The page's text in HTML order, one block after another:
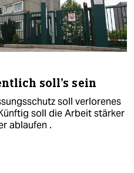
soll's sein
soll verlorenes
soll die Arbeit stärker
ablaufen .